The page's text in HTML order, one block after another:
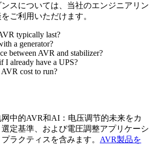
スについては、当社のエンジニアリン
ご利用いただけます。
typically last?
a generator?
between AVR and stabilizer?
I already have a UPS?
cost to run?
中的AVR和AI：电压调节的未来をカ
定基準、および電圧調整アプリケーシ
ラクティスを含みます。 AVR製品を